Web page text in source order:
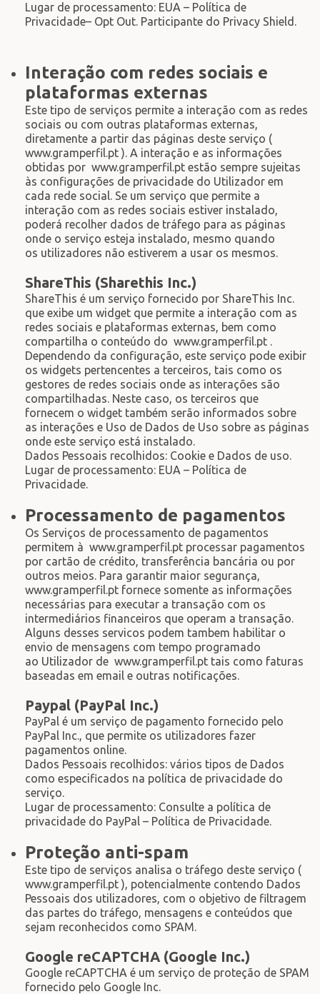
Lugar de processamento: EUA – Política de
Privacidade– Opt Out. Participante do Privacy Shield.
Interação com redes sociais e
plataformas externas
Este tipo de serviços permite a interação com as redes
sociais ou com outras plataformas externas,
diretamente a partir das páginas deste serviço (
www.gramperfil.pt ). A interação e as informações
obtidas por www.gramperfil.pt estão sempre sujeitas
às configurações de privacidade do Utilizador em
cada rede social. Se um serviço que permite a
interação com as redes sociais estiver instalado,
poderá recolher dados de tráfego para as páginas
onde o serviço esteja instalado, mesmo quando
os utilizadores não estiverem a usar os mesmos.
ShareThis (Sharethis Inc.)
ShareThis é um serviço fornecido por ShareThis Inc.
que exibe um widget que permite a interação com as
redes sociais e plataformas externas, bem como
compartilha o conteúdo do www.gramperfil.pt .
Dependendo da configuração, este serviço pode exibir
os widgets pertencentes a terceiros, tais como os
gestores de redes sociais onde as interações são
compartilhadas. Neste caso, os terceiros que
fornecem o widget também serão informados sobre
as interações e Uso de Dados de Uso sobre as páginas
onde este serviço está instalado.
Dados Pessoais recolhidos: Cookie e Dados de uso.
Lugar de processamento: EUA – Política de
Privacidade.
Processamento de pagamentos
Os Serviços de processamento de pagamentos
permitem à www.gramperfil.pt processar pagamentos
por cartão de crédito, transferência bancária ou por
outros meios. Para garantir maior segurança,
www.gramperfil.pt fornece somente as informações
necessárias para executar a transação com os
intermediários financeiros que operam a transação.
Alguns desses servicos podem tambem habilitar o
envio de mensagens com tempo programado
ao Utilizador de www.gramperfil.pt tais como faturas
baseadas em email e outras notificações.
Paypal (PayPal Inc.)
PayPal é um serviço de pagamento fornecido pelo
PayPal Inc., que permite os utilizadores fazer
pagamentos online.
Dados Pessoais recolhidos: vários tipos de Dados
como especificados na política de privacidade do
serviço.
Lugar de processamento: Consulte a política de
privacidade do PayPal – Política de Privacidade.
Proteção anti-spam
Este tipo de serviços analisa o tráfego deste serviço (
www.gramperfil.pt ), potencialmente contendo Dados
Pessoais dos utilizadores, com o objetivo de filtragem
das partes do tráfego, mensagens e conteúdos que
sejam reconhecidos como SPAM.
Google reCAPTCHA (Google Inc.)
Google reCAPTCHA é um serviço de proteção de SPAM
fornecido pelo Google Inc.